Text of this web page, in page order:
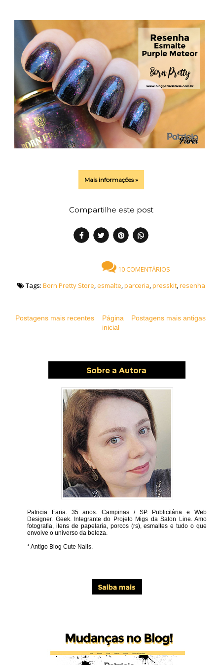
Mais informações »
Compartilhe este post
10 COMENTÁRIOS
Tags: Born Pretty Store,esmalte,parceria,presskit,resenha
Postagens mais recentes Postagens mais antigas
Página
inicial
Patricia Faria. 35 anos. Campinas / SP. Publicitária e Web
Designer. Geek. Integrante do Projeto Migs da Salon Line. Amo
fotografia, itens de papelaria, porcos (rs), esmaltes e tudo o que
envolve o universo da beleza.
* Antigo Blog Cute Nails.